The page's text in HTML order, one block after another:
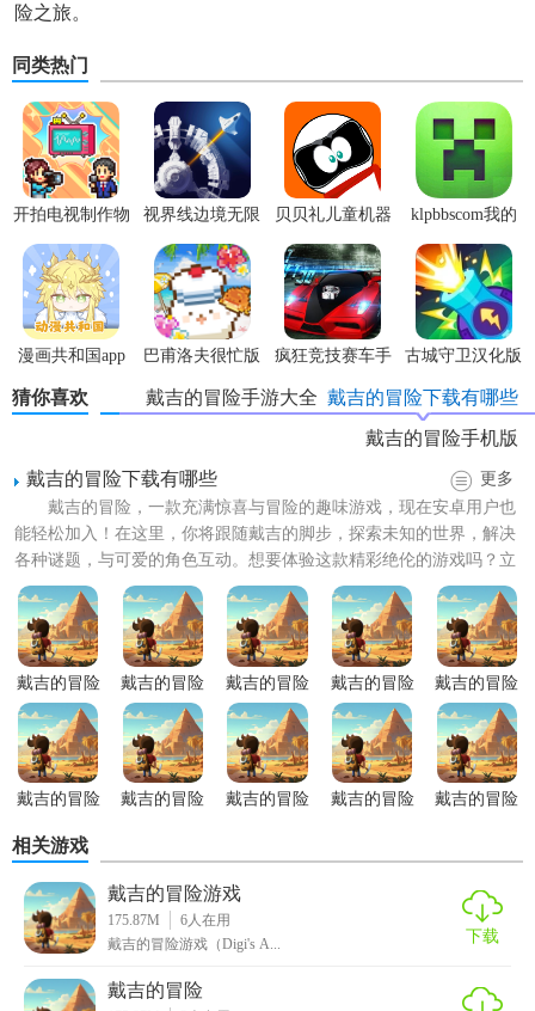
险之旅。
同类热门
开拍电视制作物
语内置菜单版
视界线边境无限
科技点
贝贝礼儿童机器
人app安卓版
klpbbscom我的
世界
漫画共和国app
官方版
巴甫洛夫很忙版
疯狂竞技赛车手
游安卓版
古城守卫汉化版
猜你喜欢 戴吉的冒险下载有哪些
戴吉的冒险手游大全
戴吉的冒险手机版
戴吉的冒险下载有哪些
更多
戴吉的冒险，一款充满惊喜与冒险的趣味游戏，现在安卓用户也
能轻松加入！在这里，你将跟随戴吉的脚步，探索未知的世界，解决
各种谜题，与可爱的角色互动。想要体验这款精彩绝伦的游戏吗？立
即下载戴吉的冒险app，...
戴吉的冒险
手游无限体
力版
戴吉的冒险
手游汉化版
戴吉的冒险
手游完整版
戴吉的冒险
游戏手机版
戴吉的冒险
1.1.13版本
戴吉的冒险
戴吉的冒险
戴吉的冒险
戴吉的冒险
戴吉的冒险
相关游戏
戴吉的冒险游戏
175.87M 6 人在用
戴吉的冒险游戏（Digi's A...
下载
戴吉的冒险